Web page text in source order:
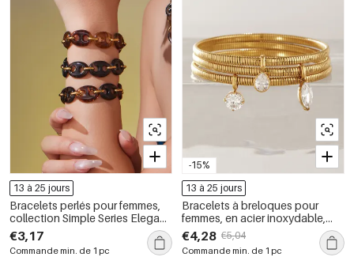
13 à 25 jours
Bracelets perlés pour femmes,
collection Simple Series Elegant
Patchwork, dégradé de
couleurs, en résine dorée
€3,17
Commande min. de 1 pc
-15%
13 à 25 jours
Bracelets à breloques pour
femmes, en acier inoxydable,
étanches, couleur or, motif
goutte simple
€4,28 €5,04
Commande min. de 1 pc